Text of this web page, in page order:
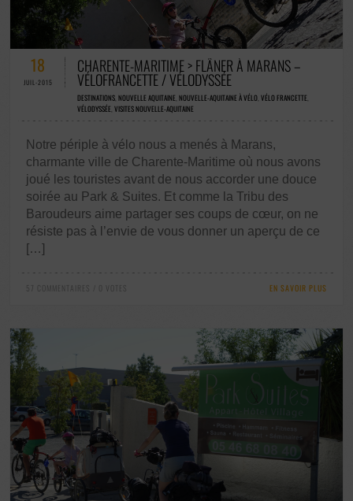
57 COMMENTAIRES / 0 VOTES
18
JUIL-2015
CHARENTE-MARITIME > FLÂNER À MARANS –
VÉLOFRANCETTE / VÉLODYSSÉE
DESTINATIONS,NOUVELLE AQUITAINE,NOUVELLE-AQUITAINE À VÉLO,VÉLO FRANCETTE,
VÉLODYSSÉE,VISITES NOUVELLE-AQUITAINE
Notre périple à vélo nous a menés à Marans,
charmante ville de Charente-Maritime où nous avons
joué les touristes avant de nous accorder une douce
soirée au Park & Suites. Et comme la Tribu des
Baroudeurs aime partager ses coups de cœur, on ne
résiste pas à l’envie de vous donner un aperçu de ce
[…]
57 COMMENTAIRES / 0 VOTES EN SAVOIR PLUS